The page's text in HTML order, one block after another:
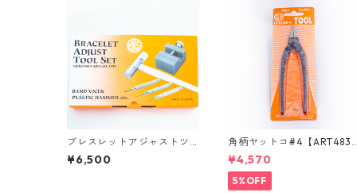
ブレスレットアジャストツ
ールセット【ART77300】
¥6,500
角柄ヤットコ#4【ART4836
0】
¥4,570
5%OFF